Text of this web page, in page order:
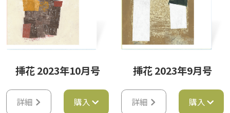
挿花 2023年10月号
詳細 購入
挿花 2023年9月号
詳細 購入